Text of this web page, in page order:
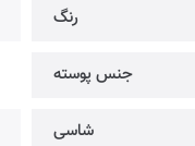
رنگ
جنس پوسته
شاسی